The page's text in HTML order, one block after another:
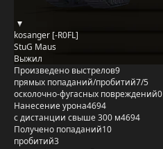
kosanger [-R0FL]
StuG Maus
Выжил
Произведено выстрелов9
прямых попаданий/пробитий7/5
осколочно-фугасных повреждений0
Нанесение урона4694
с дистанции свыше 300 м4694
Получено попаданий10
пробитий3